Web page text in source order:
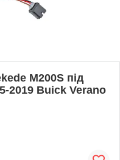
M200S під
2019 Buick Verano